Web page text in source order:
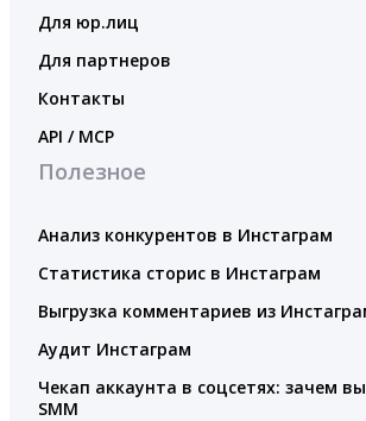
Для юр.лиц
Для партнеров
Контакты
API / MCP
Полезное
Анализ конкурентов в Инстаграм
Статистика сторис в Инстаграм
Выгрузка комментариев из
Аудит Инстаграм
Чекап аккаунта в соцсетях: зачем
SMM